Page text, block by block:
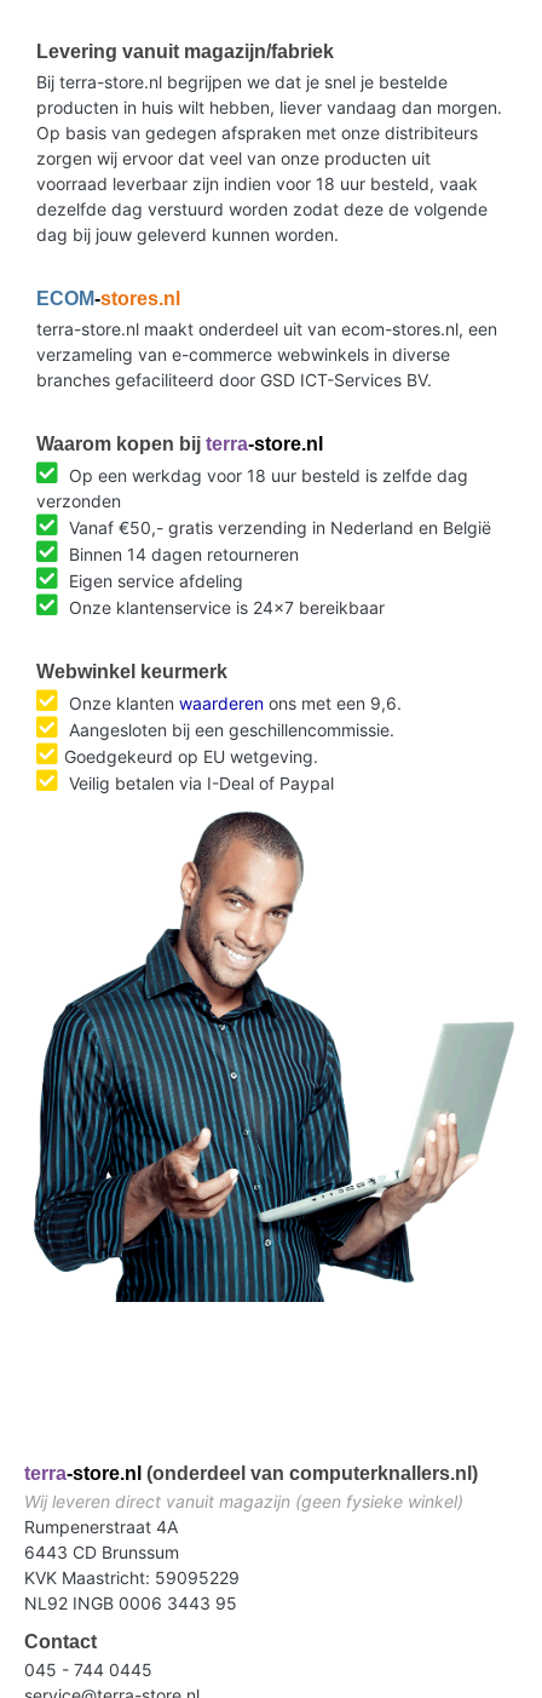
Levering vanuit magazijn/fabriek
Bij terra-store.nl begrijpen we dat je snel je bestelde
producten in huis wilt hebben, liever vandaag dan morgen.
Op basis van gedegen afspraken met onze distribiteurs
zorgen wij ervoor dat veel van onze producten uit
voorraad leverbaar zijn indien voor 18 uur besteld, vaak
dezelfde dag verstuurd worden zodat deze de volgende
dag bij jouw geleverd kunnen worden.
ECOM-stores.nl
terra-store.nl maakt onderdeel uit van ecom-stores.nl, een
verzameling van e-commerce webwinkels in diverse
branches gefaciliteerd door GSD ICT-Services BV.
Waarom kopen bij terra-store.nl
Op een werkdag voor 18 uur besteld is zelfde dag
verzonden
Vanaf €50,- gratis verzending in Nederland en België
Binnen 14 dagen retourneren
Eigen service afdeling
Onze klantenservice is 24x7 bereikbaar
Webwinkel keurmerk
Onze klanten waarderen ons met een 9,6.
Aangesloten bij een geschillencommissie.
Goedgekeurd op EU wetgeving.
Veilig betalen via I-Deal of Paypal
terra-store.nl (onderdeel van computerknallers.nl)
Wij leveren direct vanuit magazijn (geen fysieke winkel)
Rumpenerstraat 4A
6443 CD Brunssum
KVK Maastricht: 59095229
NL92 INGB 0006 3443 95
Contact
045 - 744 0445